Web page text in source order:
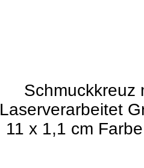
Schmuckkreuz
Laserverarbeitet
11 x 1,1 cm